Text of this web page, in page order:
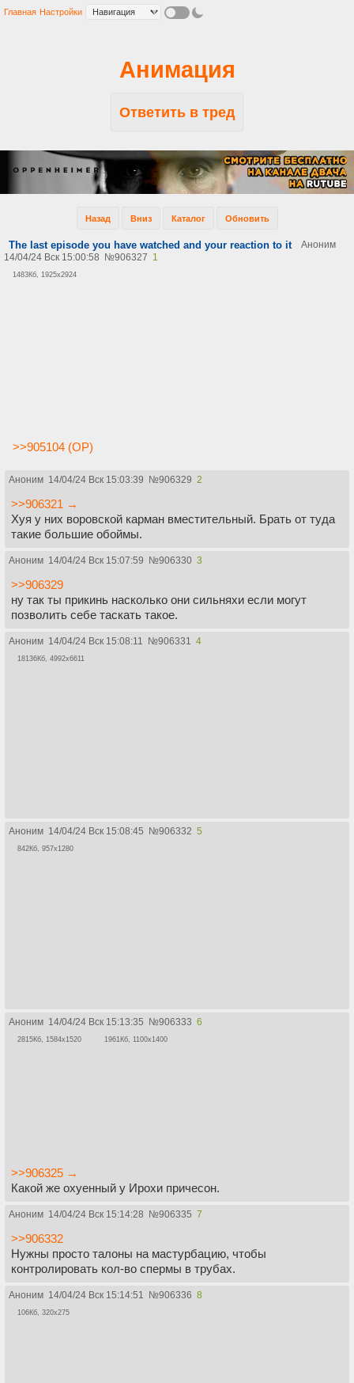
Главная Настройки
Анимация
Ответить в тред
Назад Вниз Каталог Обновить
The last episode you have watched and your reaction to it
Аноним
14/04/24 Вск 15:00:58
№906327 1
1483Кб, 1925x2924
>>905104 (OP)
Аноним 14/04/24 Вск 15:03:39 №906329 2
>>906321 →
Хуя у них воровской карман вместительный. Брать от туда
такие большие обоймы.
Аноним 14/04/24 Вск 15:07:59 №906330 3
>>906329
ну так ты прикинь насколько они сильняхи если могут
позволить себе таскать такое.
Аноним 14/04/24 Вск 15:08:11 №906331 4
18136Кб, 4992x6611
Аноним 14/04/24 Вск 15:08:45 №906332 5
842Кб, 957x1280
Аноним 14/04/24 Вск 15:13:35 №906333 6
2815Кб, 1584x1520 1961Кб, 1100x1400
>>906325 →
Какой же охуенный у Ирохи причесон.
Аноним 14/04/24 Вск 15:14:28 №906335 7
>>906332
Нужны просто талоны на мастурбацию, чтобы
контролировать кол-во спермы в трубах.
Аноним 14/04/24 Вск 15:14:51 №906336 8
106Кб, 320x275